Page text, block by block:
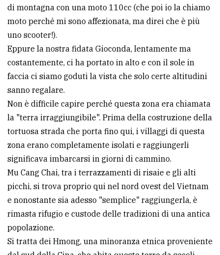
PRIVACY
Privacy
Cookie
policy
di montagna con una moto 110cc (che poi io la chiamo
moto perché mi sono affezionata, ma direi che è più
uno scooter!).
Eppure la nostra fidata Gioconda, lentamente ma
costantemente, ci ha portato in alto e con il sole in
faccia ci siamo goduti la vista che solo certe altitudini
sanno regalare.
Non è difficile capire perché questa zona era chiamata
la "terra irraggiungibile". Prima della costruzione della
tortuosa strada che porta fino qui, i villaggi di questa
zona erano completamente isolati e raggiungerli
significava imbarcarsi in giorni di cammino.
Mu Cang Chai, tra i terrazzamenti di risaie e gli alti
picchi, si trova proprio qui nel nord ovest del Vietnam
e nonostante sia adesso "semplice" raggiungerla, è
rimasta rifugio e custode delle tradizioni di una antica
popolazione.
Si tratta dei Hmong, una minoranza etnica proveniente